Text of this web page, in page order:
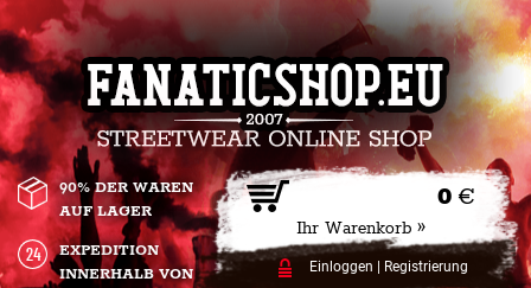
0 €
Ihr Warenkorb »
Einloggen Registrierung
90% DER WAREN
AUF LAGER
EXPEDITION
INNERHALB VON